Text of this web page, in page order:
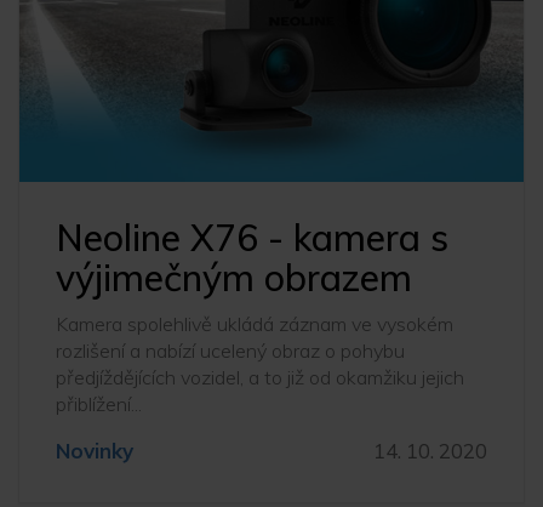
Neoline X76 - kamera s
výjimečným obrazem
Kamera spolehlivě ukládá záznam ve vysokém
rozlišení a nabízí ucelený obraz o pohybu
předjíždějících vozidel, a to již od okamžiku jejich
přiblížení...
Novinky 14. 10. 2020